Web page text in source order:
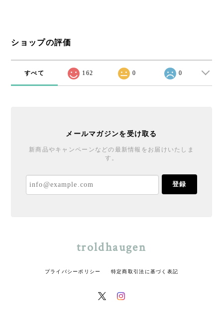
ショップの評価
すべて 162 0 0
メールマガジンを受け取る
新商品やキャンペーンなどの最新情報をお届けいたしま
す。
登録
troldhaugen
プライバシーポリシー 特定商取引法に基づく表記